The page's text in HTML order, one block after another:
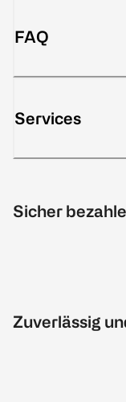
FAQ
Services
Sicher
Zuverlässig